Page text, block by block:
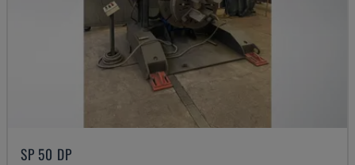
SP 50 DP